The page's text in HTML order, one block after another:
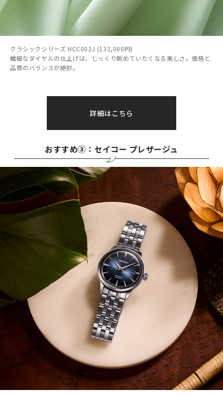
クラシックシリーズ HCC002J (132,000円)
繊細なダイヤルの仕上げは、じっくり眺めていたくなる美しさ。価格と
品質のバランスが絶妙。
詳細はこちら
おすすめ③：セイコー プレザージュ